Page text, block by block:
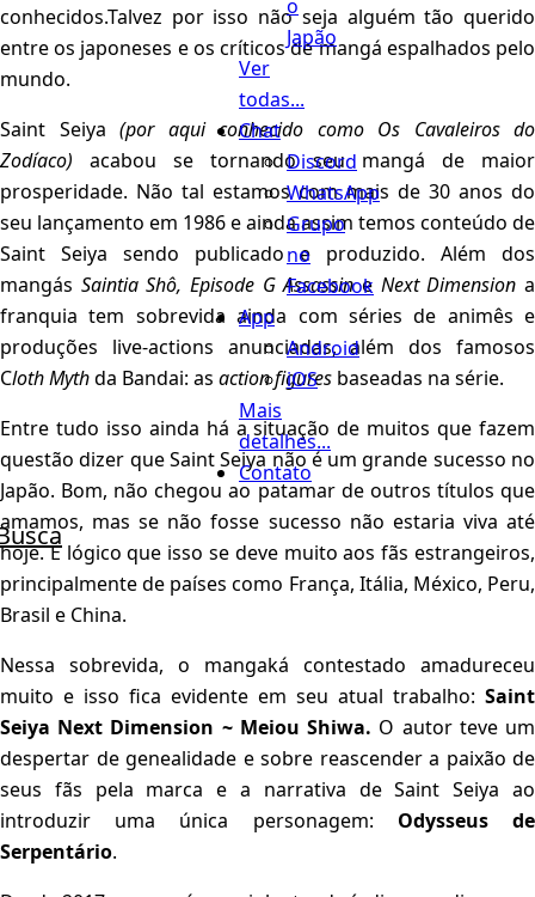
o
Japão
Ver
todas...
Chat
Discord
WhatsApp
Grupo
no
Facebook
App
Android
iOS
Mais
detalhes...
Contato
conhecidos.Talvez por isso não seja alguém tão querido
entre os japoneses e os críticos de mangá espalhados pelo
mundo.
Saint Seiya (por aqui conhecido como Os Cavaleiros do
Zodíaco) acabou se tornando seu mangá de maior
prosperidade. Não tal estamos com mais de 30 anos do
seu lançamento em 1986 e ainda assim temos conteúdo de
Saint Seiya sendo publicado e produzido. Além dos
mangás Saintia Shô, Episode G Assassine Next Dimension a
franquia tem sobrevida ainda com séries de animês e
produções live-actions anunciadas, além dos famosos
Cloth Mythda Bandai: as action figures baseadas na série.
Entre tudo isso ainda há a situação de muitos que fazem
questão dizer que Saint Seiya não é um grande sucesso no
Japão. Bom, não chegou ao patamar de outros títulos que
amamos, mas se não fosse sucesso não estaria viva até
hoje. É lógico que isso se deve muito aos fãs estrangeiros,
principalmente de países como França, Itália, México, Peru,
Brasil e China.
Nessa sobrevida, o mangaká contestado amadureceu
muito e isso fica evidente em seu atual trabalho: Saint
Seiya Next Dimension ~ Meiou Shiwa. O autor teve um
despertar de genealidade e sobre reascender a paixão de
seus fãs pela marca e a narrativa de Saint Seiya ao
introduzir uma única personagem: Odysseus de
Serpentário.